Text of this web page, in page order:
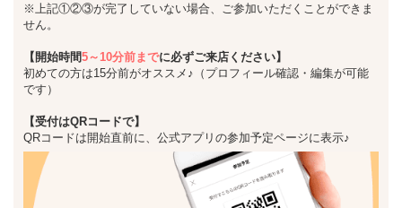
※上記①②③が完了していない場合、ご参加いただくことができま
せん。
【開始時間5～10分前までに必ずご来店ください】
初めての方は15分前がオススメ♪（プロフィール確認・編集が可能
です）
【受付はQRコードで】
QRコードは開始直前に、公式アプリの参加予定ページに表示♪